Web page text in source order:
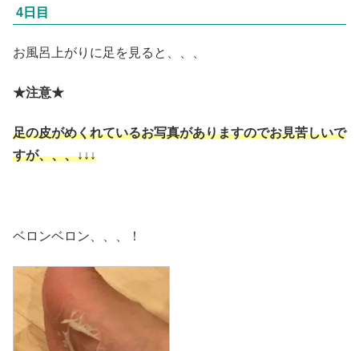
4日目
お風呂上がりに足を見ると、、、
★注意★
足の皮がめくれているお写真がありますのでお見苦しいで
すが、、、↓↓↓
ベロンベロン、、、！